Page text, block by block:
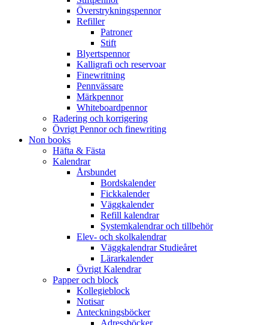
Överstrykningspennor
Refiller
Patroner
Stift
Blyertspennor
Kalligrafi och reservoar
Finewritning
Pennvässare
Märkpennor
Whiteboardpennor
Radering och korrigering
Övrigt Pennor och finewriting
Non books
Häfta & Fästa
Kalendrar
Årsbundet
Bordskalender
Fickkalender
Väggkalender
Refill kalendrar
Systemkalendrar och tillbehör
Elev- och skolkalendrar
Väggkalendrar Studieåret
Lärarkalender
Övrigt Kalendrar
Papper och block
Kollegieblock
Notisar
Anteckningsböcker
Adressböcker